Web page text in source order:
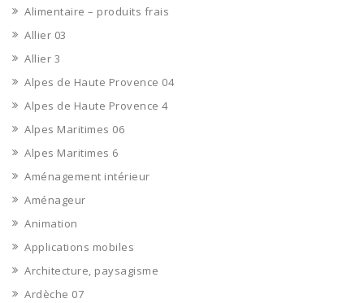
Alimentaire – produits frais
Allier 03
Allier 3
Alpes de Haute Provence 04
Alpes de Haute Provence 4
Alpes Maritimes 06
Alpes Maritimes 6
Aménagement intérieur
Aménageur
Animation
Applications mobiles
Architecture, paysagisme
Ardèche 07